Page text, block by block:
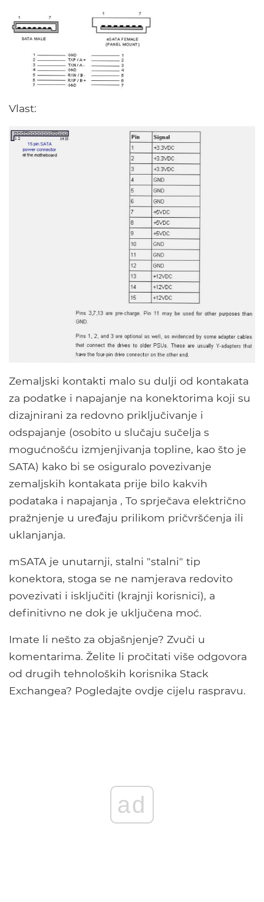
Vlast:
Zemaljski kontakti malo su dulji od kontakata
za podatke i napajanje na konektorima koji su
dizajnirani za redovno priključivanje i
odspajanje (osobito u slučaju sučelja s
mogućnošću izmjenjivanja topline, kao što je
SATA) kako bi se osiguralo povezivanje
zemaljskih kontakata prije bilo kakvih
podataka i napajanja , To sprječava električno
pražnjenje u uređaju prilikom pričvršćenja ili
uklanjanja.
mSATA je unutarnji, stalni "stalni" tip
konektora, stoga se ne namjerava redovito
povezivati ​​i isključiti (krajnji korisnici), a
definitivno ne dok je uključena moć.
Imate li nešto za objašnjenje? Zvuči u
komentarima. Želite li pročitati više odgovora
od drugih tehnoloških korisnika Stack
Exchangea? Pogledajte ovdje cijelu raspravu.
ad